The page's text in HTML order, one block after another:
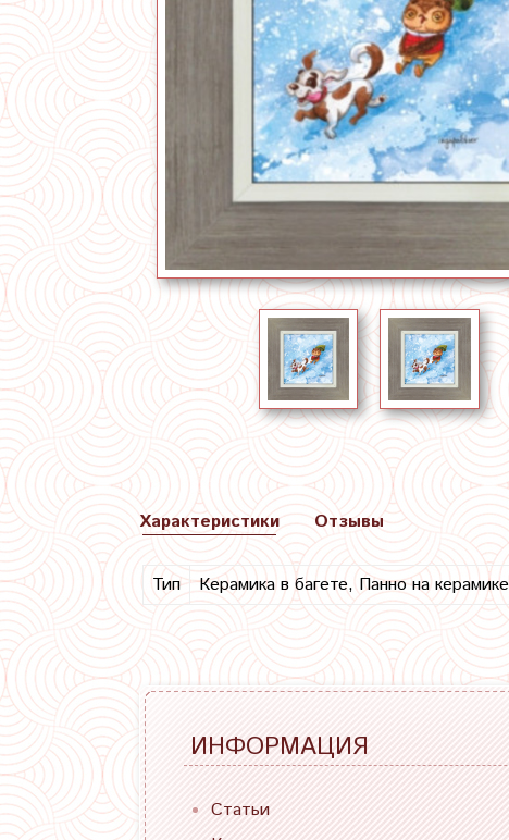
Характеристики
Тип Керамика в багете, Панно на
Отзывы
ИНФОРМАЦИЯ
Статьи